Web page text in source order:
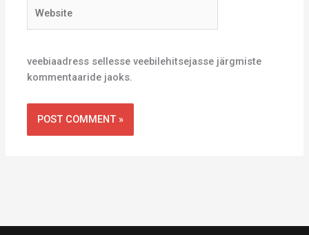
veebiaadress sellesse veebilehitsejasse järgmiste
kommentaaride jaoks.